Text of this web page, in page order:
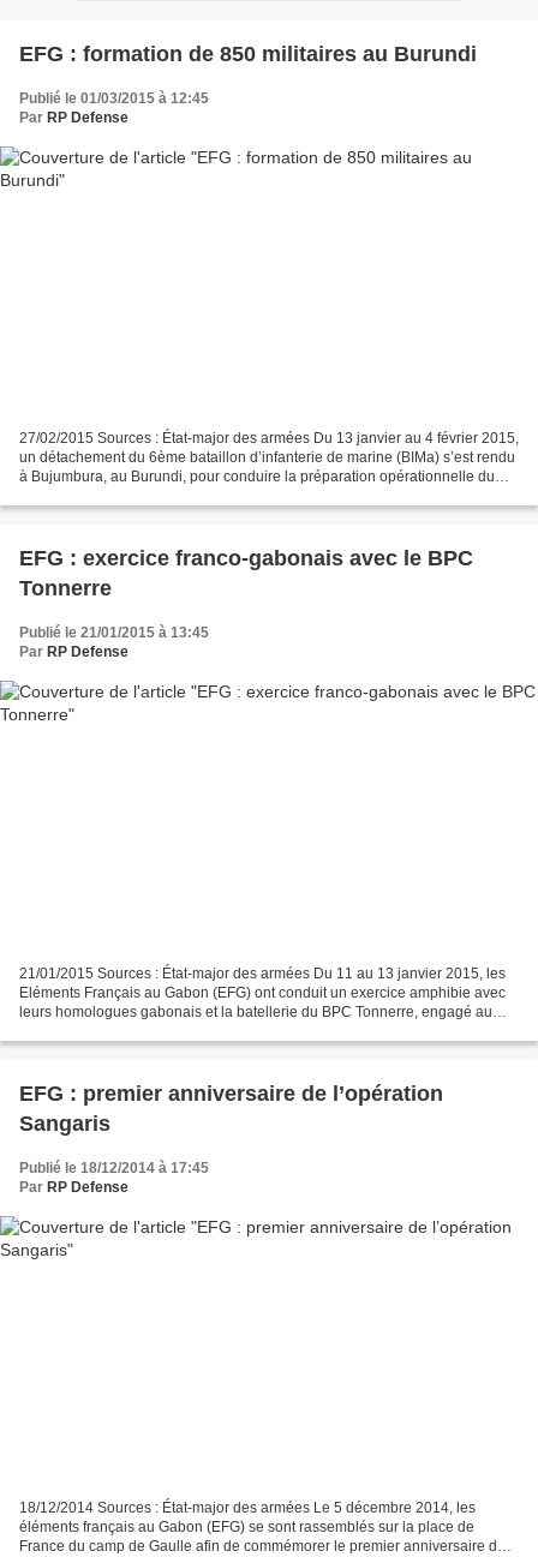
EFG : formation de 850 militaires au Burundi
Publié le 01/03/2015 à 12:45
Par RP Defense
27/02/2015 Sources : État-major des armées Du 13 janvier au 4 février 2015,
un détachement du 6ème bataillon d’infanterie de marine (BIMa) s’est rendu
à Bujumbura, au Burundi, pour conduire la préparation opérationnelle du
EFG : exercice franco-gabonais avec le BPC
Tonnerre
Publié le 21/01/2015 à 13:45
Par RP Defense
21/01/2015 Sources : État-major des armées Du 11 au 13 janvier 2015, les
Eléments Français au Gabon (EFG) ont conduit un exercice amphibie avec
leurs homologues gabonais et la batellerie du BPC Tonnerre, engagé au
EFG : premier anniversaire de l’opération
Sangaris
Publié le 18/12/2014 à 17:45
Par RP Defense
18/12/2014 Sources : État-major des armées Le 5 décembre 2014, les
éléments français au Gabon (EFG) se sont rassemblés sur la place de
France du camp de Gaulle afin de commémorer le premier anniversaire de